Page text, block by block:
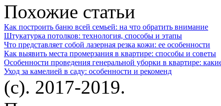
Похожие статьи
Как построить баню всей семьей: на что обратить внимание
Штукатурка потолков: технология, способы и этапы
Что представляет собой лазерная резка кожи: ее особенности
Как выявить места промерзания в квартире: способы и советы
Особенности проведения генеральной уборки в квартире:
Уход за камелией в саду: особенности и рекоменд
(c). 2017-2019.